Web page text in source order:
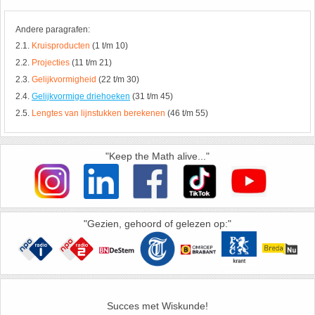
Andere paragrafen:
2.1. Kruisproducten (1 t/m 10)
2.2. Projecties (11 t/m 21)
2.3. Gelijkvormigheid (22 t/m 30)
2.4. Gelijkvormige driehoeken (31 t/m 45)
2.5. Lengtes van lijnstukken berekenen (46 t/m 55)
"Keep the Math alive..."
"Gezien, gehoord of gelezen op:"
Succes met Wiskunde!
HAVO 5B - Hoofdstuk 10 - Meetkundige
berekeningen
VWO
(Nog geen toetsen)
18. Matrices
19. Omtrek cirkel
21. Oppervlakte cirkel
22. Oppervlakte driehoek
23. Oppervlakte kegel
24. Oppervlakte parallellogram